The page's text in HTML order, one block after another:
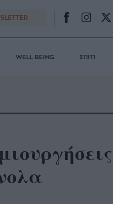
WELL BEING ΣΠΙΤΙ